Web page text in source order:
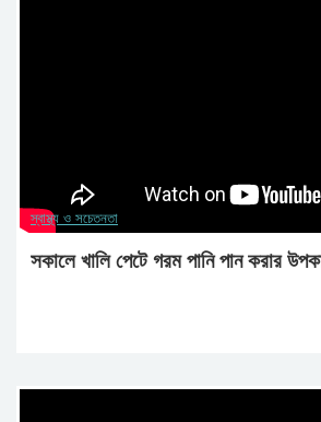
স্বাস্থ্য ও সচেতনতা
সকালে খালি পেটে গরম পানি পান করার